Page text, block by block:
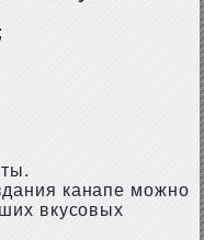
канапе можно
вкусовых